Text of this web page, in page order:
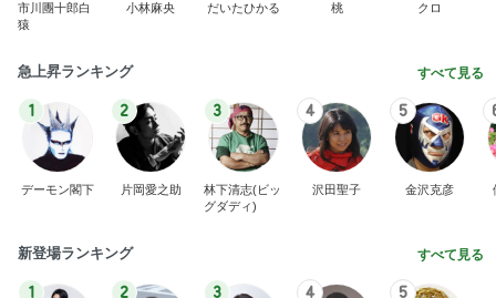
市川團十郎白
猿
小林麻央 だいたひかる 桃 クロ
急上昇ランキング すべて見る
1
デーモン閣下
2
片岡愛之助
3
林下清志(ビッ
グダディ)
4
沢田聖子
5
金沢克彦
新登場ランキング すべて見る
1 2 3 4 5